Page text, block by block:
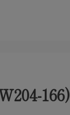
166)